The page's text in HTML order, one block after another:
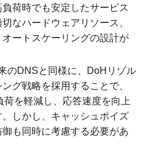
荷時でも安定したサービス
なハードウェアリソース、
ートスケーリングの設計が
のDNSと同様に、DoHリゾル
グ戦略を採用することで、
を軽減し、応答速度を向上
しかし、キャッシュポイズ
も同時に考慮する必要があ